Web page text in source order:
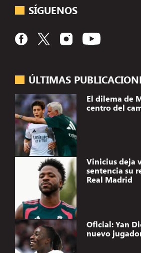
ÚLTIMAS
El dilema de
centro del
Vinicius deja
sentencia su
Real Madrid
Oficial: Yan
nuevo
SÍGUENOS